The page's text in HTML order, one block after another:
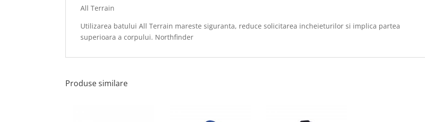
All Terrain
Utilizarea batului All Terrain mareste siguranta, reduce solicitarea incheieturilor si implica partea
superioara a corpului. Northfinder
Produse similare